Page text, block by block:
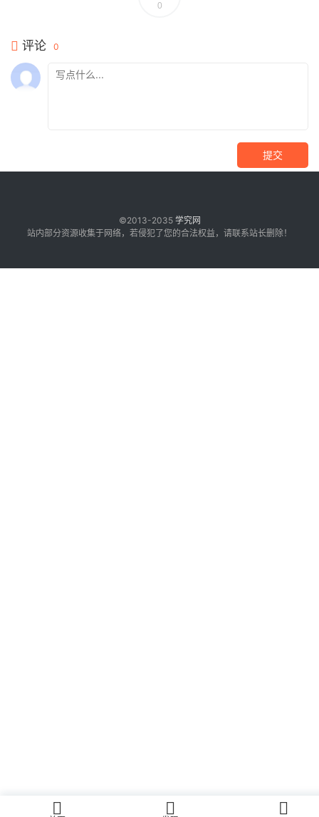
0
评论 0
提交
©2013-2035 学究网
站内部分资源收集于网络，若侵犯了您的合法权益，请联系站长删除！